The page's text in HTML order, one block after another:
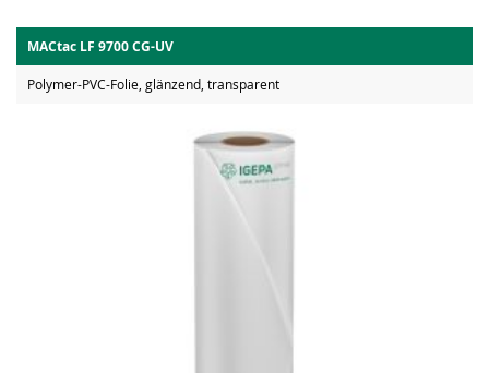
MACtac LF 9700 CG-UV
Polymer-PVC-Folie, glänzend, transparent